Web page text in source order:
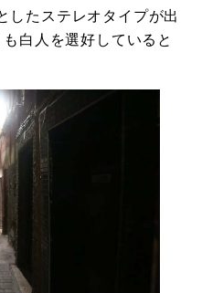
たステレオタイプが出
白人を選好していると